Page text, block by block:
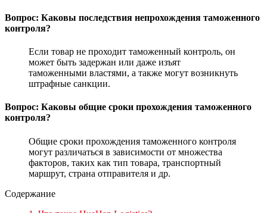
Вопрос: Каковы последствия непрохождения таможенного
контроля?
Если товар не проходит таможенный контроль, он
может быть задержан или даже изъят
таможенными властями, а также могут возникнуть
штрафные санкции.
Вопрос: Каковы общие сроки прохождения таможенного
контроля?
Общие сроки прохождения таможенного контроля
могут различаться в зависимости от множества
факторов, таких как тип товара, транспортный
маршрут, страна отправителя и др.
Содержание